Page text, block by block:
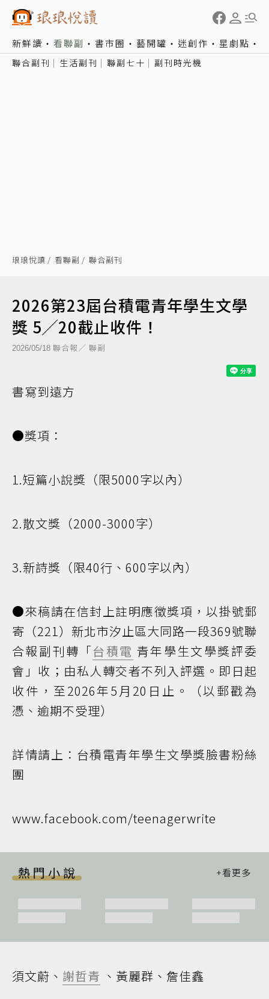
新鮮讀 看聯副 書市圈 藝開罐 迷創作 星劇點
聯合副刊 生活副刊 聯副七十 副刊時光機
琅琅悅讀 看聯副 聯合副刊
2026第23屆台積電青年學生文學
獎 5╱20截止收件！
2026/05/18 聯合報／ 聯副
書寫到遠方
●獎項：
1.短篇小說獎（限5000字以內）
2.散文獎（2000-3000字）
3.新詩獎（限40行、600字以內）
●來稿請在信封上註明應徵獎項，以掛號郵
寄（221）新北市汐止區大同路一段369號聯
合報副刊轉「台積電 青年學生文學獎評委
會」收；由私人轉交者不列入評選。即日起
收件，至2026年5月20日止。（以郵戳為
憑、逾期不受理）
詳情請上：台積電青年學生文學獎臉書粉絲
團
www.facebook.com/teenagerwrite
熱門小說
須文蔚、 謝哲青 、黃麗群、詹佳鑫